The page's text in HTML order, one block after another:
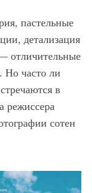
пастельные
детализация
отличительные
Но часто ли
в
режиссера
сотен